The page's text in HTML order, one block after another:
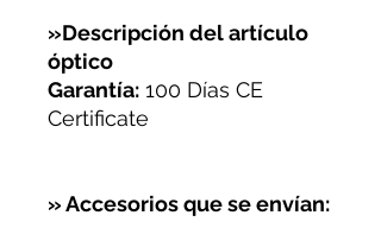
»Descripción del artículo
óptico
Garantía: 100 Días CE
Certificate
» Accesorios que se envían: